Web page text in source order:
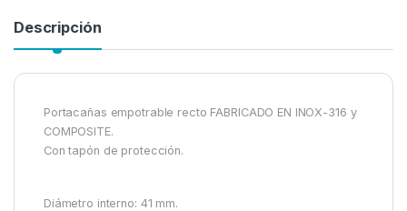
Descripción
Portacañas empotrable recto FABRICADO EN INOX-316 y
COMPOSITE.
Con tapón de protección.
Diámetro interno: 41 mm.